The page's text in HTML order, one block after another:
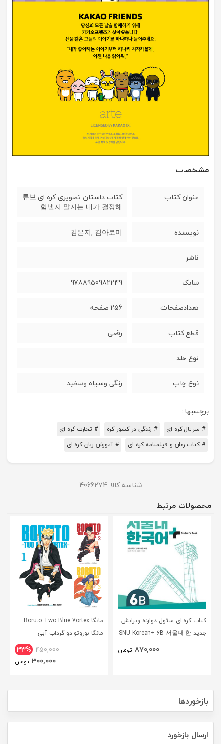
مشخصات
عنوان کتاب
کتاب داستان تصویری کره ای 튜브
힘낼지 말지는 내가 결정해
نویسنده 김은지, 김아로미
ناشر
شابک 9788950982249
تعدادصفحات 256 صفحه
قطع کتاب رقعی
نوع جلد
نوع چاپ رنگی وسیاه وسفید
برچسبها :
# سریال کره ای # زندگی در کشور کره
# تجارت کره ای
# کتاب رمان و فیلمنامه کره ای
# آموزش زبان کره ای
شناسه کالا: 4066274
محصولات مرتبط
کتاب کره ای سئول دوازده ویرایش
جدید SNU Korean+ 6B 서울대 한
870,000 تومان
مانگا Boruto Two Blue Vortex
مانگا بوروتو دو گرداب آبی
33% 450,000
300,000 تومان
بازخوردها
ارسال بازخورد